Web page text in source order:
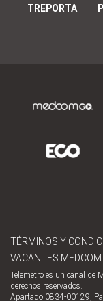
TREPORTA
TÉRMINOS Y
VACANTES MEDCOM
Telemetro es un canal de
derechos reservados.
Apartado 0834-00129,